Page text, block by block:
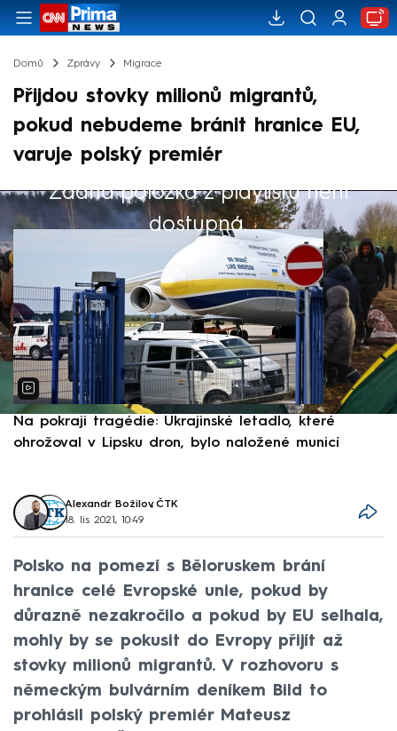
Domů Zprávy Migrace
Přijdou stovky milionů migrantů,
pokud nebudeme bránit hranice EU,
varuje polský premiér
Žádná položka z playlistu není
dostupná.
Výběr redakce
Na pokraji tragédie: Ukrajinské letadlo, které
ohrožoval v Lipsku dron, bylo naložené municí
Alexandr Božilov, ČTK
18. lis 2021, 10:49
Polsko na pomezí s Běloruskem brání
hranice celé Evropské unie, pokud by
důrazně nezakročilo a pokud by EU selhala,
mohly by se pokusit do Evropy přijít až
stovky milionů migrantů. V rozhovoru s
německým bulvárním deníkem Bild to
prohlásil polský premiér Mateusz